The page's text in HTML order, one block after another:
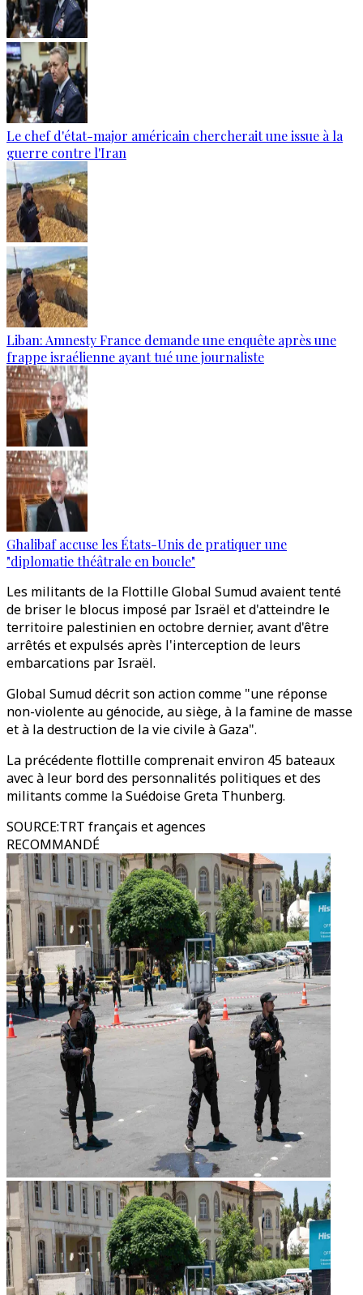
Le chef d'état-major américain chercherait une issue à la
guerre contre l'Iran
Liban: Amnesty France demande une enquête après une
frappe israélienne ayant tué une journaliste
Ghalibaf accuse les États-Unis de pratiquer une
"diplomatie théâtrale en boucle"
Les militants de la Flottille Global Sumud avaient tenté
de briser le blocus imposé par Israël et d'atteindre le
territoire palestinien en octobre dernier, avant d'être
arrêtés et expulsés après l'interception de leurs
embarcations par Israël.
Global Sumud décrit son action comme "une réponse
non-violente au génocide, au siège, à la famine de masse
et à la destruction de la vie civile à Gaza".
La précédente flottille comprenait environ 45 bateaux
avec à leur bord des personnalités politiques et des
militants comme la Suédoise Greta Thunberg.
SOURCE:TRT français et agences
RECOMMANDÉ